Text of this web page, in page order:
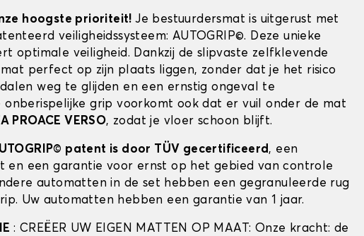
hoogste prioriteit!Je bestuurdersmat is uitgerust met
veiligheidssysteem: AUTOGRIP©. Deze unieke
optimale veiligheid. Dankzij de slipvaste zelfklevende
perfect op zijn plaats liggen, zonder dat je het risico
weg te glijden en een ernstig ongeval te
onberispelijke grip voorkomt ook dat er vuil onder de mat
PROACE VERSO, zodat je vloer schoon blijft.
patent is door TÜV gecertificeerd, een
en een garantie voor ernst op het gebied van controle
automatten in de set hebben een gegranuleerde rug
Uw automatten hebben een garantie van 1 jaar.
: CREËER UW EIGEN MATTEN OP MAAT: Onze kracht: de